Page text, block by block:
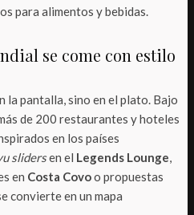
para alimentos y bebidas.
se come con estilo
la pantalla, sino en el plato. Bajo
de 200 restaurantes y hoteles
en los países
slidersen el Legends Lounge,
en Costa Covoo propuestas
convierte en un mapa